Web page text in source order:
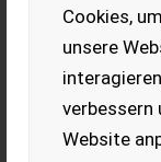
Cookies,
unsere
verbessern
Website
Maße (LxBxH):
1050 mm, Wände
Zuladung: 305 kg
EUR 2.990 inkl.